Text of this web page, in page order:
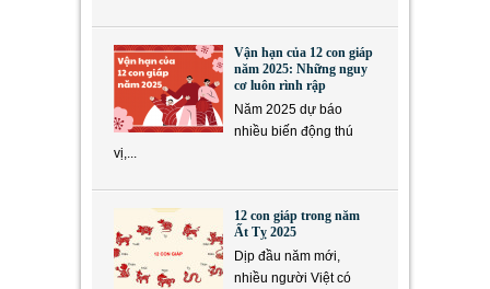
Vận hạn của 12 con giáp
năm 2025: Những nguy
cơ luôn rình rập
Năm 2025 dự báo
nhiều biến động thú
vị,...
12 con giáp trong năm
Ất Tỵ 2025
Dịp đầu năm mới,
nhiều người Việt có